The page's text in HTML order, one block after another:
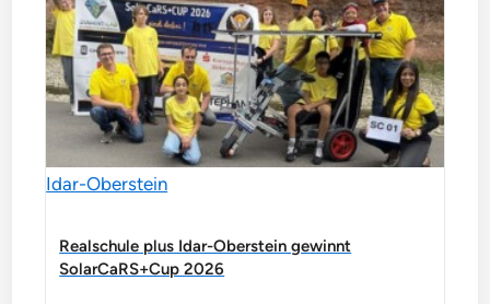
Idar-Oberstein
Realschule plus Idar-Oberstein gewinnt
SolarCaRS+Cup 2026